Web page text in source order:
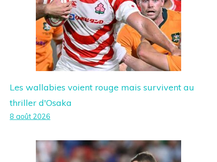
Les wallabies voient rouge mais survivent au
thriller d'Osaka
8 août 2026